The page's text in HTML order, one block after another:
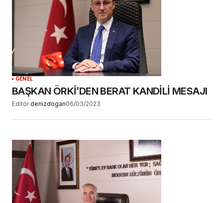
GENEL
BAŞKAN ÖRKİ’DEN BERAT KANDİLİ MESAJI
Editör denizdogan06/03/2023